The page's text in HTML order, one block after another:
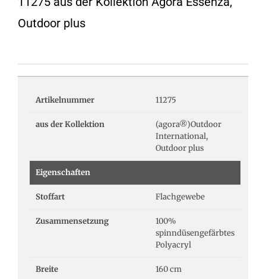
Outdoor plus
Artikelnummer 11275
aus der Kollektion
(agora®)Outdoor
International,
Outdoor plus
Eigenschaften
Stoffart Flachgewebe
Zusammensetzung
100%
spinndüsengefärbtes
Polyacryl
Breite 160 cm